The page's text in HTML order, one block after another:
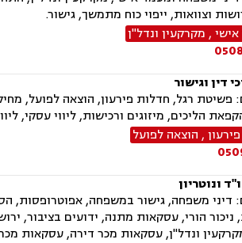
וצוואות, ייפוי כוח מתמשך, גישור.
, מקרקעין ונדל"ן
דין וגישור
רגל, חדלות פירעון, הוצאה לפועל,
הליכים, מיזוגים ורכישות, ליווי עסקי,
, הוצאה לפועל
ונוטריון
משפחה, גישור במשפחה, אפוטרופסות,
ניכור הורי, עסקאות מתנה, ידועים בציבור,
ונדל"ן, עסקאות מכר דירה, עסקאות